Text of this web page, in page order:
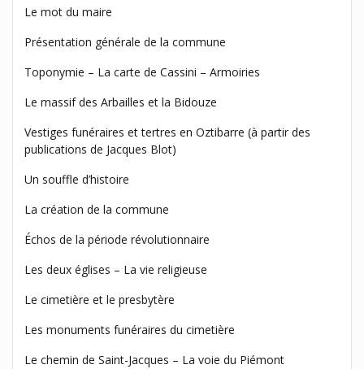
Le mot du maire
Présentation générale de la commune
Toponymie – La carte de Cassini – Armoiries
Le massif des Arbailles et la Bidouze
Vestiges funéraires et tertres en Oztibarre (à partir des
publications de Jacques Blot)
Un souffle d’histoire
La création de la commune
Échos de la période révolutionnaire
Les deux églises – La vie religieuse
Le cimetière et le presbytère
Les monuments funéraires du cimetière
Le chemin de Saint-Jacques – La voie du Piémont